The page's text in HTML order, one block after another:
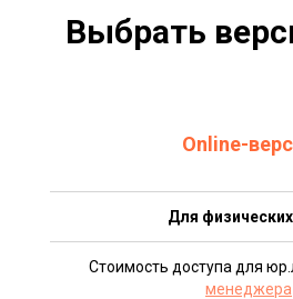
Выбрать
Online-
Для
Стоимость доступа для
менеджера